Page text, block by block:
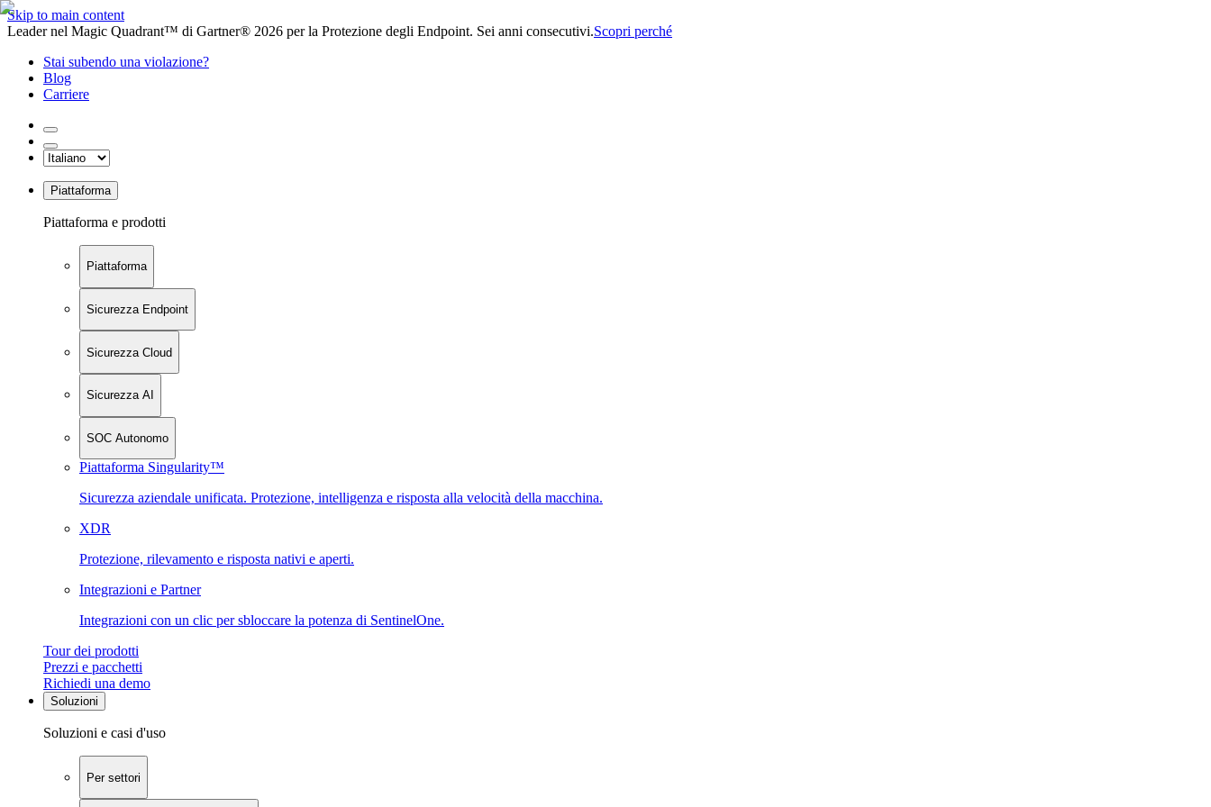
Skip to main content
Leader nel Magic Quadrant™ di Gartner® 2026 per la Protezione degli Endpoint. Sei anni consecutivi.Scopri perché
Stai subendo una violazione?
Blog
Carriere
Piattaforma
Piattaforma e prodotti
Piattaforma
Sicurezza Endpoint
Sicurezza Cloud
Sicurezza AI
SOC Autonomo
Piattaforma Singularity™
Sicurezza aziendale unificata. Protezione, intelligenza e risposta alla velocità della macchina.
XDR
Protezione, rilevamento e risposta nativi e aperti.
Integrazioni e Partner
Integrazioni con un clic per sbloccare la potenza di SentinelOne.
Tour dei prodotti
Prezzi e pacchetti
Richiedi una demo
Soluzioni
Soluzioni e casi d'uso
Per settori